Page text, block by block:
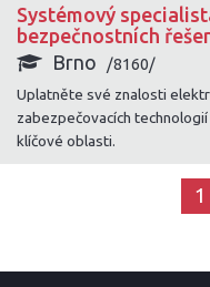
Systémový
bezpečnostních
Brno
/8160/
Uplatněte své znalosti
zabezpečovacích
klíčové oblasti.
1